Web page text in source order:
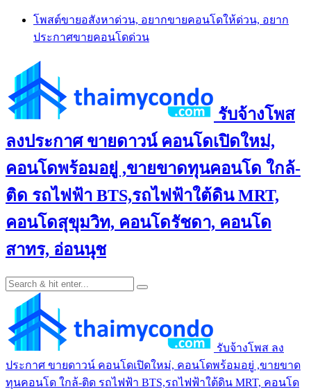
Skip
content
โพสต์ขายอสังหาด่วน, อยากขายคอนโดให้ด่วน, อยาก
ประกาศขายคอนโดด่วน
รับจ้างโพส
ลงประกาศ ขายดาวน์ คอนโดเปิดใหม่,
คอนโดพร้อมอยู่ ,ขายขาดทุนคอนโด ใกล้-
ติด รถไฟฟ้า BTS,รถไฟฟ้าใต้ดิน MRT,
คอนโดสุขุมวิท, คอนโดรัชดา, คอนโด
สาทร, อ่อนนุช
รับจ้างโพส ลง
ประกาศ ขายดาวน์ คอนโดเปิดใหม่, คอนโดพร้อมอยู่ ,ขายขาด
ทุนคอนโด ใกล้-ติด รถไฟฟ้า BTS,รถไฟฟ้าใต้ดิน MRT, คอนโด